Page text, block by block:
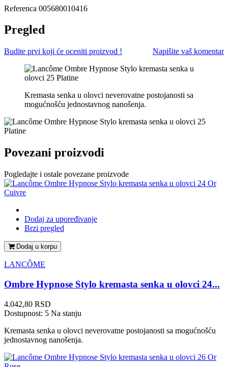
Referenca 005680010416
Pregled
Napišite vaš komentar
Budite prvi koji će oceniti proizvod !
Kremasta senka u olovci neverovatne postojanosti sa
mogućnošću jednostavnog nanošenja.
Povezani proizvodi
Pogledajte i ostale povezane proizvode
Dodaj za upoređivanje
Brzi pregled
Dodaj u korpu
LANCÔME
Ombre Hypnose Stylo kremasta senka u olovci 24...
Cena
4.042,80 RSD
Dostupnost: 5 Na stanju
Kremasta senka u olovci neverovatne postojanosti sa mogućnošću
jednostavnog nanošenja.